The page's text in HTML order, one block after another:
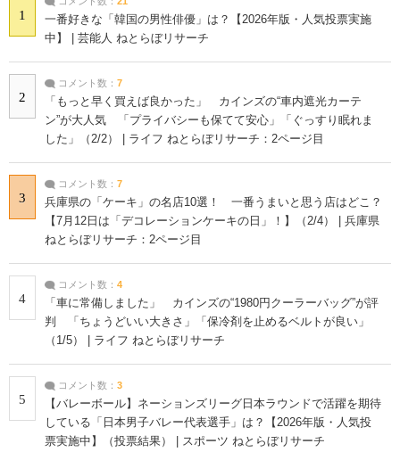
1
一番好きな「韓国の男性俳優」は？【2026年版・人気投票実施
中】 | 芸能人 ねとらぼリサーチ
2
コメント数： 7
「もっと早く買えば良かった」 カインズの“車内遮光カーテ
ン”が大人気 「プライバシーも保てて安心」「ぐっすり眠れま
した」（2/2） | ライフ ねとらぼリサーチ：2ページ目
3
コメント数： 7
兵庫県の「ケーキ」の名店10選！ 一番うまいと思う店はどこ？
【7月12日は「デコレーションケーキの日」！】（2/4） | 兵庫県
ねとらぼリサーチ：2ページ目
4
コメント数： 4
「車に常備しました」 カインズの“1980円クーラーバッグ”が評
判 「ちょうどいい大きさ」「保冷剤を止めるベルトが良い」
（1/5） | ライフ ねとらぼリサーチ
5
コメント数： 3
【バレーボール】ネーションズリーグ日本ラウンドで活躍を期待
している「日本男子バレー代表選手」は？【2026年版・人気投
票実施中】（投票結果） | スポーツ ねとらぼリサーチ